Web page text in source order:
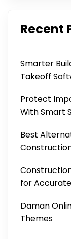
Recent
Smarter
Takeoff
Protect
With Smart
Best
for
Daman
Themes